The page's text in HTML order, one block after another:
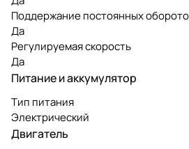
Поддержание постоянных
Да
Регулируемая скорость
Да
Питание и аккумулятор
Тип питания
Электрический
Двигатель